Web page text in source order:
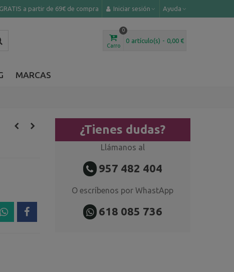
a partir de 69€ de compra Iniciar sesión Ayuda
Carro
0
0 artículo(s) - 0,00 €
MARCAS
¿Tienes dudas?
Llámanos al
957 482 404
O escríbenos por WhastApp
618 085 736